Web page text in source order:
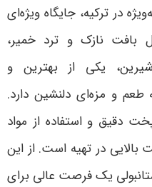
در ترکیه، جایگاه ویژه‌ای
بافت نازک و ترد خمیر،
یکی از بهترین و
طعم و مزه‌ای دلنشین دارد.
دقیق و استفاده از مواد
بالایی در تهیه است. از این
یک فرصت عالی برای